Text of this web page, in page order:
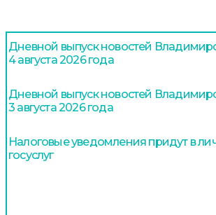
Дневной выпуск новостей
4 августа 2026 года
Дневной выпуск новостей
3 августа 2026 года
Налоговые уведомления придут в
госуслуг